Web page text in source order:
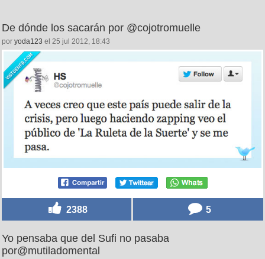
De dónde los sacarán por @cojotromuelle
por yoda123 el 25 jul 2012, 18:43
2388 5
Yo pensaba que del Sufi no pasaba
por@mutiladomental